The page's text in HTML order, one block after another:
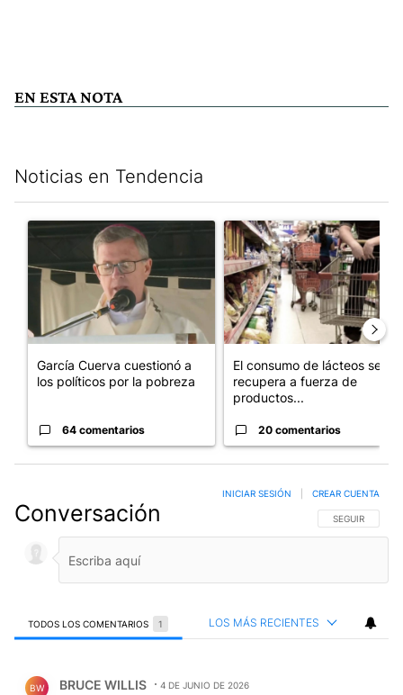
EN ESTA NOTA
Noticias en Tendencia
Un artículo de tendencia con el título "García Cuerva
García Cuerva cuestionó a
los políticos por la pobreza
64 comentarios
Un artículo de tendencia con
El consumo de lácteos se
recupera a fuerza de
productos...
20 comentarios
Conversación SIGA ESTA
SEGUIR
INICIAR SESIÓN CREAR CUENTA
TODOS LOS COMENTARIOS 1 LOS MÁS RECIENTES
BW BRUCE WILLIS 4 DE JUNIO DE 2026